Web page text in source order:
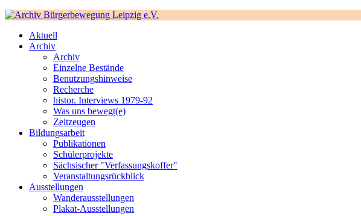
Aktuell
Archiv
Archiv
Einzelne Bestände
Benutzungshinweise
Recherche
histor. Interviews 1979-92
Was uns bewegt(e)
Zeitzeugen
Bildungsarbeit
Publikationen
Schülerprojekte
Sächsischer "Verfassungskoffer"
Veranstaltungsrückblick
Ausstellungen
Wanderausstellungen
Plakat-Ausstellungen